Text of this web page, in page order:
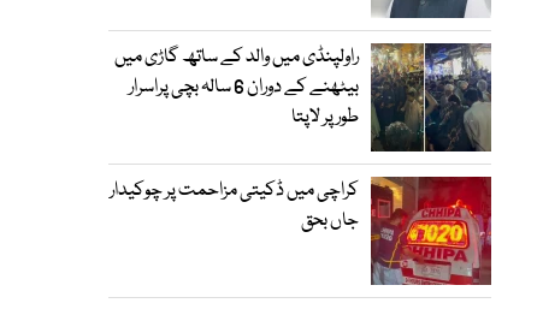
راولپنڈی میں والد کے ساتھ گاڑی میں
بیٹھنے کے دوران 6 سالہ بچی پراسرار
طور پر لاپتا
کراچی میں ڈکیتی مزاحمت پر چوکیدار
جاں بحق